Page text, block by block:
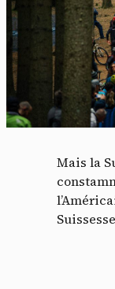
Mais la
Suissesse